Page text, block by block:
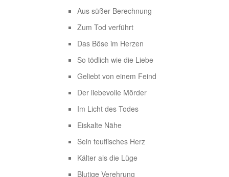
Aus süßer Berechnung
Zum Tod verführt
Das Böse im Herzen
So tödlich wie die Liebe
Geliebt von einem Feind
Der liebevolle Mörder
Im Licht des Todes
Eiskalte Nähe
Sein teuflisches Herz
Kälter als die Lüge
Blutige Verehrung